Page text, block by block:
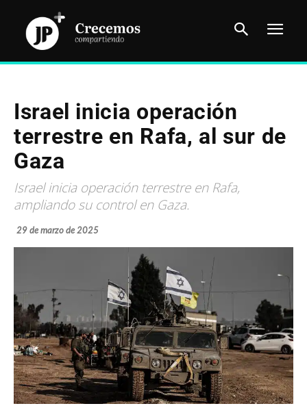
Israel inicia operación
terrestre en Rafa, al sur de
Gaza
Israel inicia operación terrestre en Rafa,
ampliando su control en Gaza.
29 de marzo de 2025